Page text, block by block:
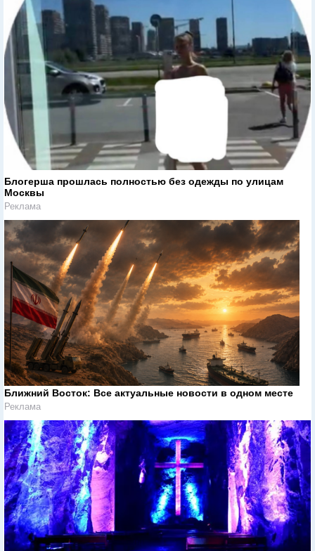
Блогерша прошлась полностью без одежды по улицам
Москвы
Реклама
Ближний Восток: Все актуальные новости в одном месте
Реклама